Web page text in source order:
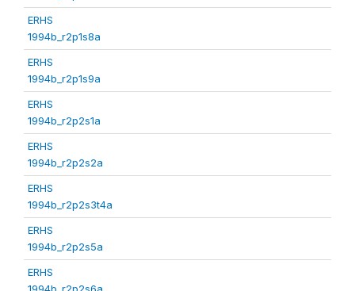
ERHS
1994b_r2p1s8a
ERHS
1994b_r2p1s9a
ERHS
1994b_r2p2s1a
ERHS
1994b_r2p2s2a
ERHS
1994b_r2p2s3t4a
ERHS
1994b_r2p2s5a
ERHS
1994b_r2p2s6a